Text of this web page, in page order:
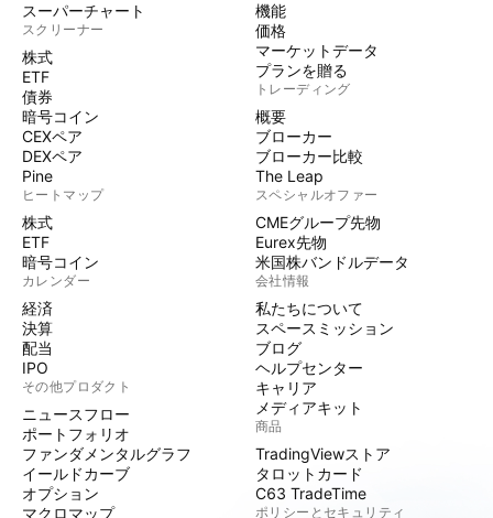
スーパーチャート
スクリーナー
株式
ETF
債券
暗号コイン
CEXペア
DEXペア
Pine
ヒートマップ
株式
ETF
暗号コイン
カレンダー
経済
決算
配当
IPO
その他プロダクト
ニュースフロー
ポートフォリオ
ファンダメンタルグラフ
イールドカーブ
オプション
マクロマップ
機能
価格
マーケットデータ
プランを贈る
トレーディング
概要
ブローカー
ブローカー比較
The Leap
スペシャルオファー
CMEグループ先物
Eurex先物
米国株バンドルデータ
会社情報
私たちについて
スペースミッション
ブログ
ヘルプセンター
キャリア
メディアキット
商品
TradingViewストア
タロットカード
C63 TradeTime
ポリシーとセキュリティ